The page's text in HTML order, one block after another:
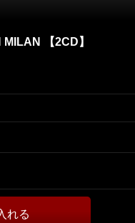
【2CD】